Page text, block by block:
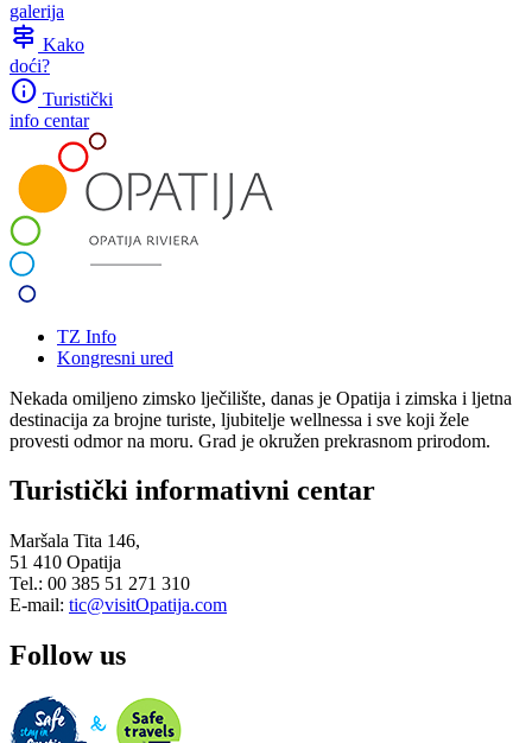
galerija
signpost Kako
doći?
info Turistički
info centar
TZ Info
Kongresni ured
Nekada omiljeno zimsko lječilište, danas je Opatija i zimska i ljetna
destinacija za brojne turiste, ljubitelje wellnessa i sve koji žele
provesti odmor na moru. Grad je okružen prekrasnom prirodom.
Turistički informativni centar
Maršala Tita 146,
51 410 Opatija
Tel.: 00 385 51 271 310
E-mail: tic@visitOpatija.com
Follow us